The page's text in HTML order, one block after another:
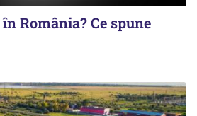
România? Ce spune